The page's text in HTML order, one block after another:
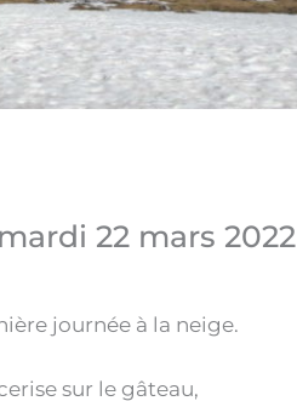
22 mars 2022
journée à la neige.
sur le gâteau,